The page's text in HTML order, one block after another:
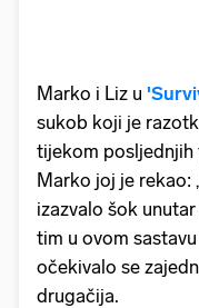
Marko i Liz u
sukob koji je
tijekom posljednjih
Marko joj je rekao:
izazvalo šok
tim u ovom
očekivalo se
drugačija.